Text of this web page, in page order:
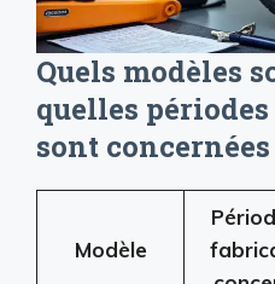
Quels modèles
quelles
sont concernées
Modèle